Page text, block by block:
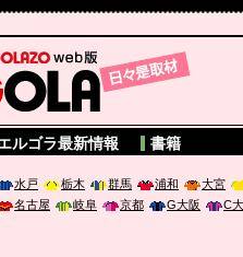
ルゴラ最新情報 書籍
水戸 栃木 群馬 浦和
大宮
名古屋 岐阜 京都 G大阪
C